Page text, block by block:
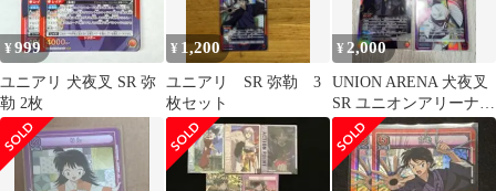
¥999
ユニアリ 犬夜叉 SR 弥
勒 2枚
¥ 1,200
ユニアリ SR 弥勒 3
枚セット
¥ 2,000
UNION ARENA 犬夜叉
SR ユニオンアリーナ
弥勒 七宝 奈落 神
楽